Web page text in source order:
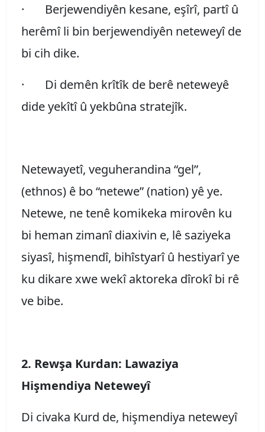
· Berjewendiyên kesane, eşîrî, partî û
herêmî li bin berjewendiyên neteweyî de
bi cih dike.
· Di demên krîtîk de berê neteweyê
dide yekîtî û yekbûna stratejîk.
Netewayetî, veguherandina “gel”,
(ethnos) ê bo “netewe” (nation) yê ye.
Netewe, ne tenê komikeka mirovên ku
bi heman zimanî diaxivin e, lê saziyeka
siyasî, hişmendî, bihîstyarî û hestiyarî ye
ku dikare xwe wekî aktoreka dîrokî bi rê
ve bibe.
2. Rewşa Kurdan: Lawaziya
Hişmendiya Neteweyî
Di civaka Kurd de, hişmendiya neteweyî